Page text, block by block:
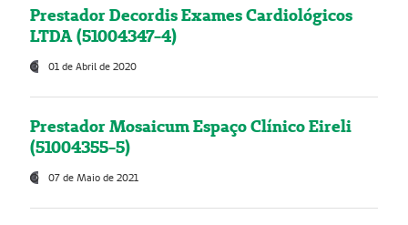
Prestador Decordis Exames Cardiológicos
LTDA (51004347-4)
01 de Abril de 2020
Prestador Mosaicum Espaço Clínico Eireli
(51004355-5)
07 de Maio de 2021